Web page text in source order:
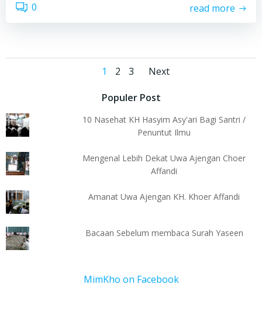
0 read more
Posts
navigation
Page
1 Page
2 Page
3
Posts
navigation
Next
Populer Post
10 Nasehat KH Hasyim Asy'ari Bagi Santri /
Penuntut Ilmu
Mengenal Lebih Dekat Uwa Ajengan Choer
Affandi
Amanat Uwa Ajengan KH. Khoer Affandi
Bacaan Sebelum membaca Surah Yaseen
MimKho on Facebook